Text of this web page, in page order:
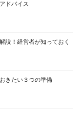
ドバイス
！経営者が知っておく
きたい３つの準備